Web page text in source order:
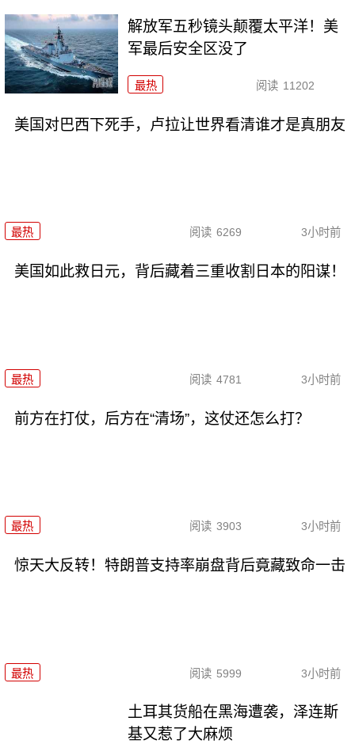
解放军五秒镜头颠覆太平洋！美
军最后安全区没了
最热 阅读 11202
美国对巴西下死手，卢拉让世界看清谁才是真朋友
最热 阅读 6269 3小时前
美国如此救日元，背后藏着三重收割日本的阳谋！
最热 阅读 4781 3小时前
前方在打仗，后方在“清场”，这仗还怎么打？
最热 阅读 3903 3小时前
惊天大反转！特朗普支持率崩盘背后竟藏致命一击
最热 阅读 5999 3小时前
土耳其货船在黑海遭袭，泽连斯
基又惹了大麻烦